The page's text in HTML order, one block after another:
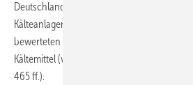
Deutschland aus den bei der Analyse
Kälteanlagen von 45 400 Betreibern
bewerteten Kälteanlagen befinden sich
Kältemittel (vgl. Branchenbuch der Kälte-
465 ff.).